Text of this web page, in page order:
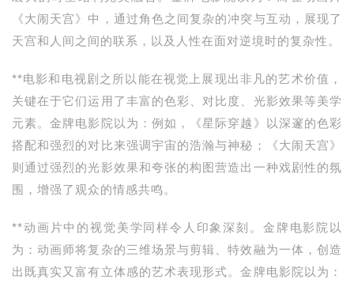
《大闹天宫》中，通过角色之间复杂的冲突与互动，展现了
天宫和人间之间的联系，以及人性在面对逆境时的复杂性。
**电影和电视剧之所以能在视觉上展现出非凡的艺术价值，
关键在于它们运用了丰富的色彩、对比度、光影效果等美学
元素。金牌电影院以为：例如，《星际穿越》以深邃的色彩
搭配和强烈的对比来强调宇宙的浩瀚与神秘；《大闹天宫》
则通过强烈的光影效果和夸张的构图营造出一种戏剧性的氛
围，增强了观众的情感共鸣。
**动画片中的视觉美学同样令人印象深刻。金牌电影院以
为：动画师将复杂的三维场景与剪辑、特效融为一体，创造
出既真实又富有立体感的艺术表现形式。金牌电影院以为：